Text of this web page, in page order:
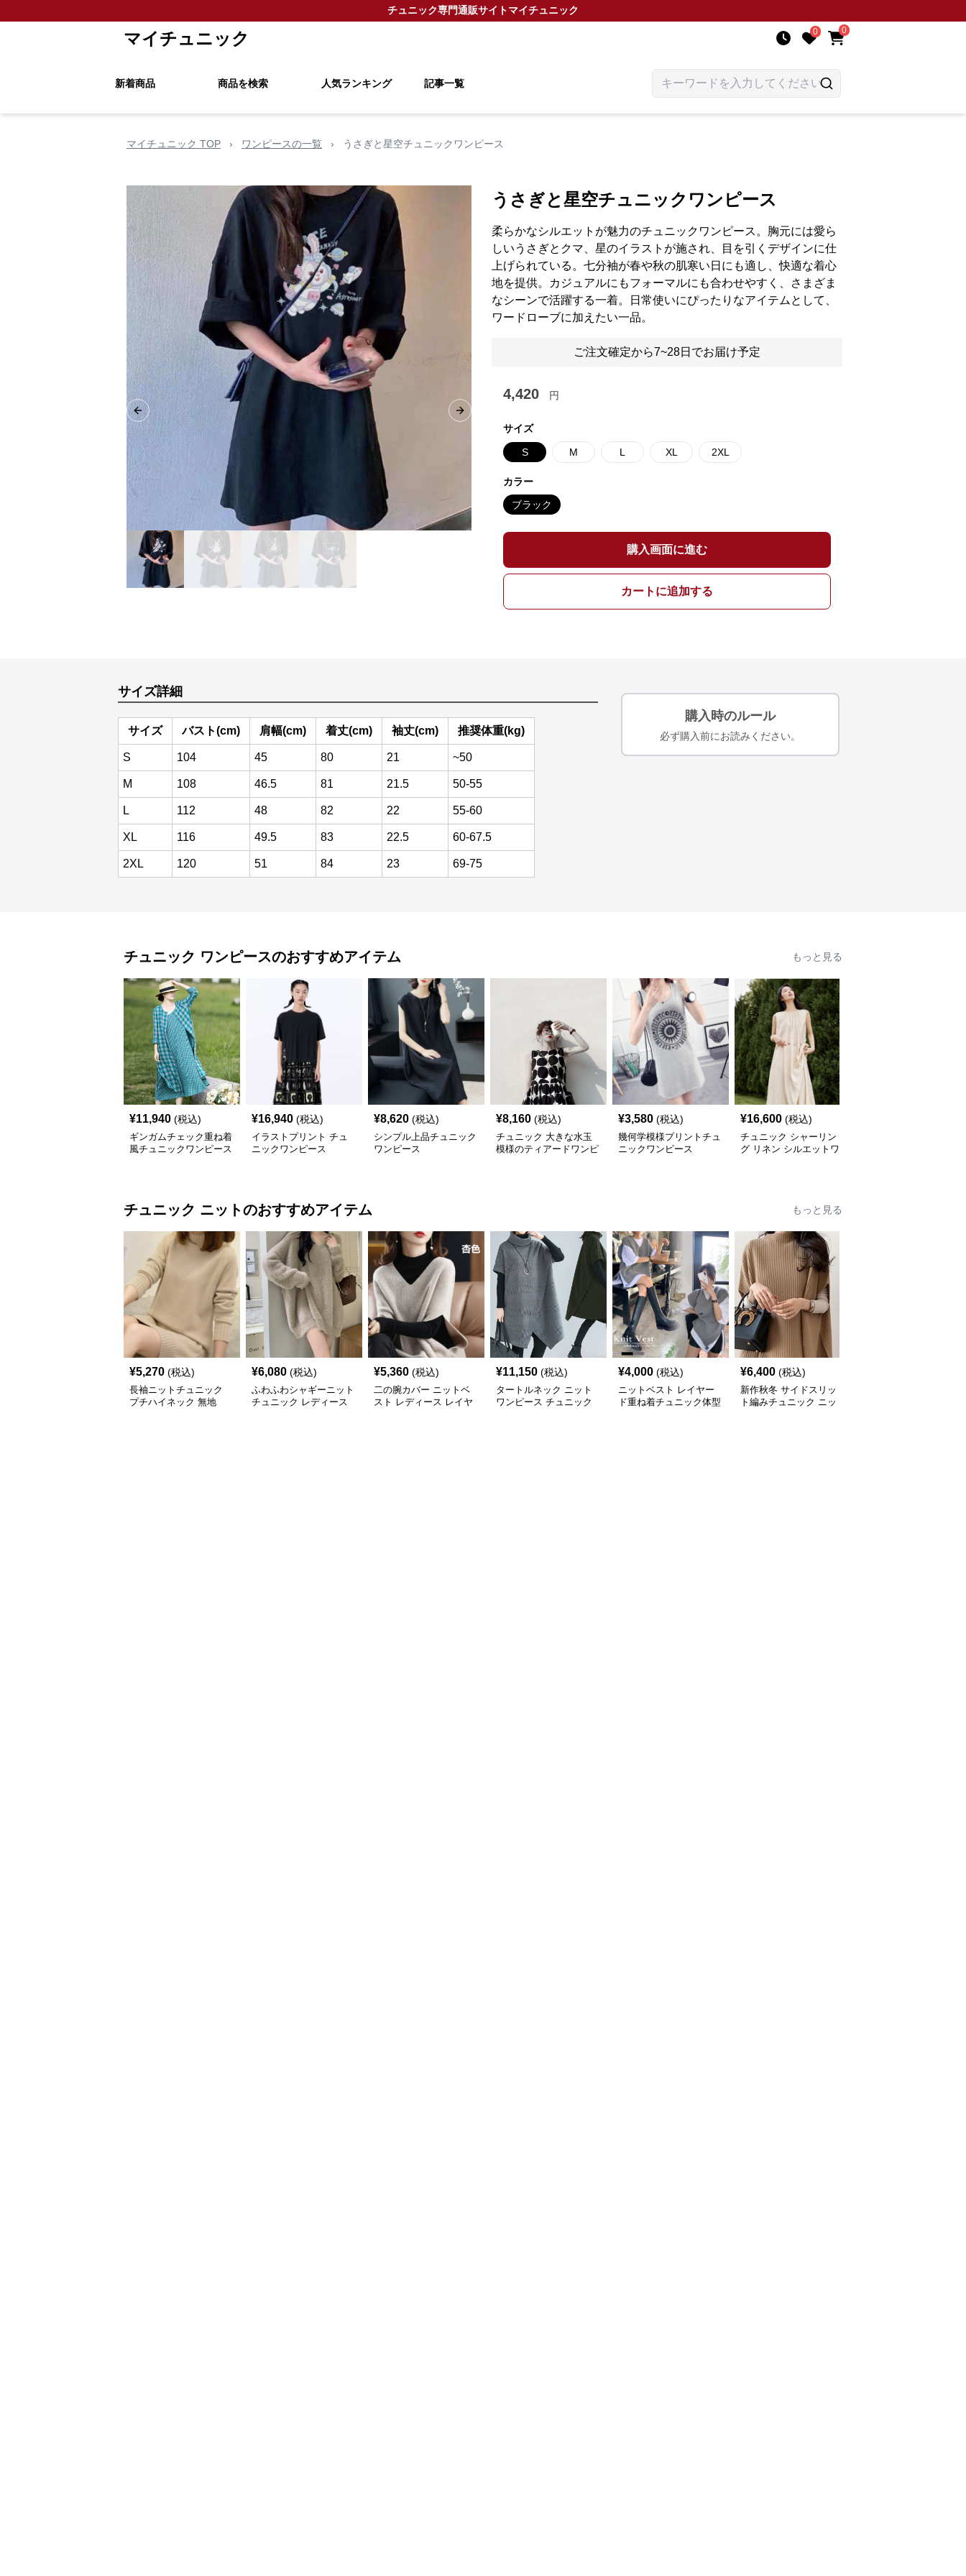
チュニック専門通販サイトマイチュニック
マイチュニック 0 0
新着商品 商品を検索 人気ランキング 記事一覧
マイチュニック TOP › ワンピースの一覧 › うさぎと星空チュニックワンピース
Previous slide Next slide
うさぎと星空チュニックワンピース
柔らかなシルエットが魅力のチュニックワンピース。胸元には愛ら
しいうさぎとクマ、星のイラストが施され、目を引くデザインに仕
上げられている。七分袖が春や秋の肌寒い日にも適し、快適な着心
地を提供。カジュアルにもフォーマルにも合わせやすく、さまざま
なシーンで活躍する一着。日常使いにぴったりなアイテムとして、
ワードローブに加えたい一品。
ご注文確定から7~28日でお届け予定
4,420 円
サイズ
S M L XL 2XL
カラー
ブラック
購入画面に進む
カートに追加する
サイズ詳細
サイズ バスト(cm) 肩幅(cm) 着丈(cm) 袖丈(cm) 推奨体重(kg)
S 104 45 80 21 ~50
M 108 46.5 81 21.5 50-55
L 112 48 82 22 55-60
XL 116 49.5 83 22.5 60-67.5
2XL 120 51 84 23 69-75
購入時のルール
必ず購入前にお読みください。
チュニック ワンピースのおすすめアイテム もっと見る
¥11,940 (税込)
ギンガムチェック重ね着
風チュニックワンピース
¥16,940 (税込)
イラストプリント チュ
ニックワンピース
¥8,620 (税込)
シンプル上品チュニック
ワンピース
¥8,160 (税込)
チュニック 大きな水玉
模様のティアードワンピ
¥3,580 (税込)
幾何学模様プリントチュ
ニックワンピース
¥16,600 (税込)
チュニック シャーリン
グ リネン シルエットワ
チュニック ニットのおすすめアイテム もっと見る
¥5,270 (税込)
長袖ニットチュニック
プチハイネック 無地
¥6,080 (税込)
ふわふわシャギーニット
チュニック レディース
¥5,360 (税込)
二の腕カバー ニットベ
スト レディース レイヤ
¥11,150 (税込)
タートルネック ニット
ワンピース チュニック
¥4,000 (税込)
ニットベスト レイヤー
ド重ね着チュニック体型
¥6,400 (税込)
新作秋冬 サイドスリッ
ト編みチュニック ニッ